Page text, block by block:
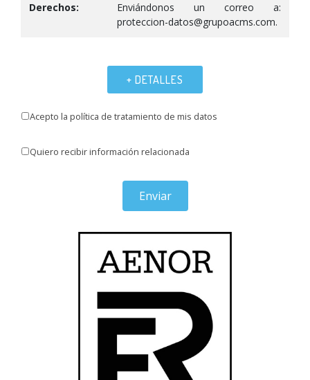
Derechos:
Enviándonos un correo a:
proteccion-datos@grupoacms.com.
+ DETALLES
Acepto la política de tratamiento de mis datos
Quiero recibir información relacionada
Enviar